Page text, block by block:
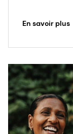
En savoir plus